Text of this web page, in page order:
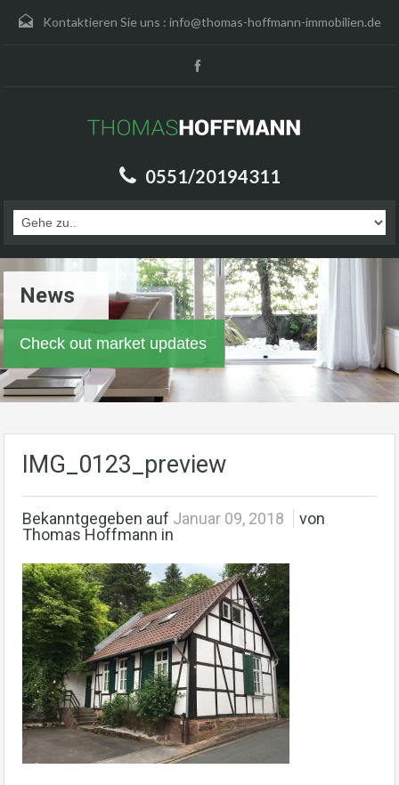
Kontaktieren Sie uns : info@thomas-hoffmann-immobilien.de
0551/20194311
News
Check out market updates
IMG_0123_preview
Bekanntgegeben auf Januar 09, 2018
von
Thomas Hoffmann in